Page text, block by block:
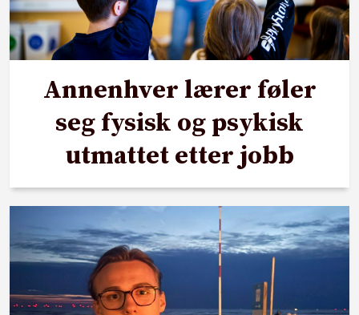
Annenhver lærer føler
seg fysisk og psykisk
utmattet etter jobb